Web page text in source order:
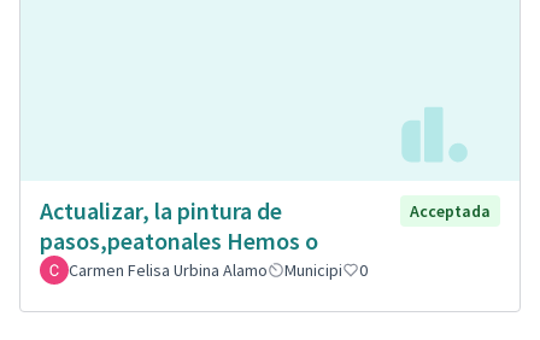
Actualizar, la pintura de
pasos,peatonales Hemos o
Acceptada
Carmen Felisa Urbina Alamo Municipi 0